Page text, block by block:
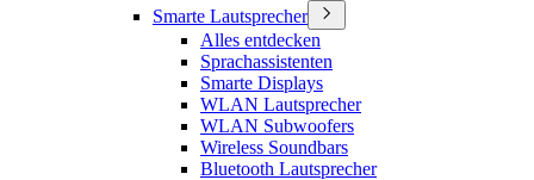
Smarte Lautsprecher
Alles entdecken
Sprachassistenten
Smarte Displays
WLAN Lautsprecher
WLAN Subwoofers
Wireless Soundbars
Bluetooth Lautsprecher